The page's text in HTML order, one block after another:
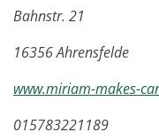
Bahnstr. 21
16356 Ahrensfelde
www.miriam-makes-
015783221189